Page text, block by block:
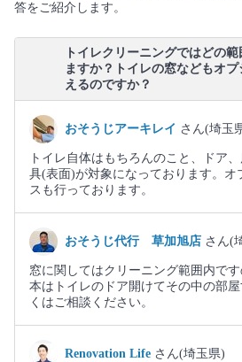
答をご紹介します。
トイレクリーニングではどの
ますか？トイレの窓などもオ
えるのですか？
おそうじアーキレイ さん(埼玉
トイレ自体はもちろんのこと、ドア
具(表面)が対象になっております。オ
スも行っております。
おそうじ代行 草加旭店 さん(
窓に関してはクリーニング範囲内で
本はトイレのドア開けてその中の部
くはご相談ください。
Renovation Life さん(埼玉県)